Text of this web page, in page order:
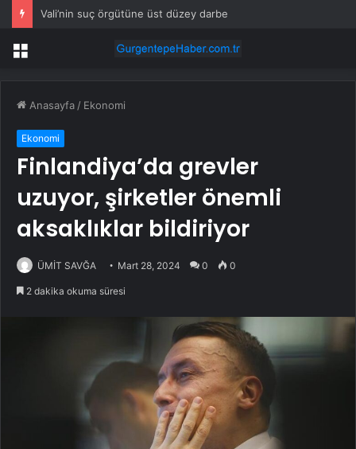
Vali’nin suç örgütüne üst düzey darbe
Menü
Anasayfa / Ekonomi
Ekonomi
Finlandiya’da grevler
uzuyor, şirketler önemli
aksaklıklar bildiriyor
ÜMİT SAVĞA Mart 28, 2024 0 0
2 dakika okuma süresi